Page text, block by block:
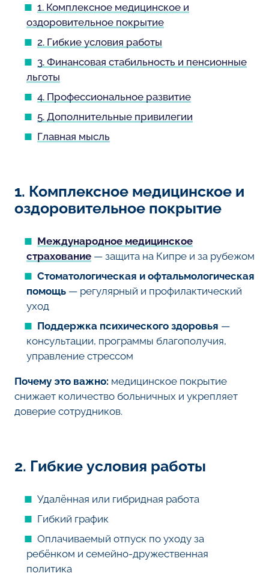
1. Комплексное медицинское и
оздоровительное покрытие
2. Гибкие условия работы
3. Финансовая стабильность и пенсионные
льготы
4. Профессиональное развитие
5. Дополнительные привилегии
Главная мысль
1. Комплексное медицинское и
оздоровительное покрытие
Международное медицинское
страхование — защита на Кипре и за рубежом
Стоматологическая и офтальмологическая
помощь — регулярный и профилактический
уход
Поддержка психического здоровья —
консультации, программы благополучия,
управление стрессом
Почему это важно: медицинское покрытие
снижает количество больничных и укрепляет
доверие сотрудников.
2. Гибкие условия работы
Удалённая или гибридная работа
Гибкий график
Оплачиваемый отпуск по уходу за
ребёнком и семейно-дружественная
политика